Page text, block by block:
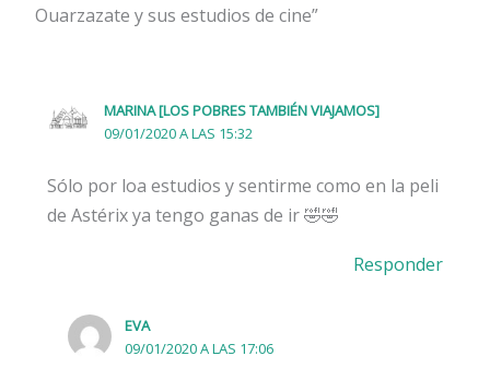
Ouarzazate y sus estudios de cine”
MARINA [LOS POBRES TAMBIÉN VIAJAMOS]
09/01/2020 A LAS 15:32
Sólo por loa estudios y sentirme como en la peli
de Astérix ya tengo ganas de ir 🤣🤣
Responder
EVA
09/01/2020 A LAS 17:06